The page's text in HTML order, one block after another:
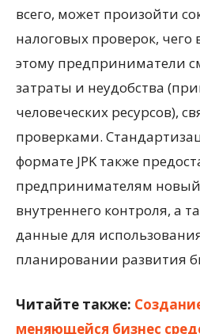
всего, может произойти
налоговых проверок, чего
этому предприниматели
затраты и неудобства
человеческих ресурсов),
проверками.
формате JPK также
предпринимателям
внутреннего контроля, а
данные для
планировании развития
Читайте также:
меняющейся бизнес